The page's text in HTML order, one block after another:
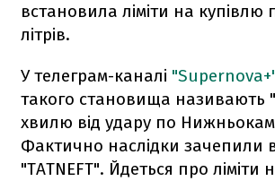
встановила ліміти на купівлю
літрів.
У телеграм-каналі
такого становища називають
хвилю від удару по
Фактично наслідки зачепили
"TATNEFT". Йдеться про ліміти